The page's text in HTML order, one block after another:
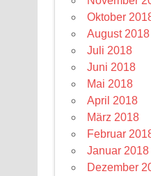
Oktober
August 2018
Juli 2018
Juni 2018
Mai 2018
April 2018
März 2018
Februar
Januar 2018
Dezember